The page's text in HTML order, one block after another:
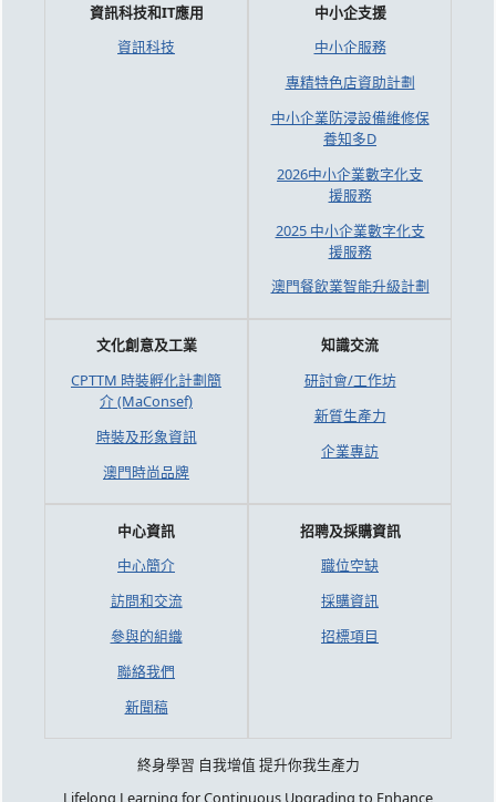
資訊科技和IT應用
資訊科技
中小企支援
中小企服務
專精特色店資助計劃
中小企業防浸設備維修保
養知多D
2026中小企業數字化支
援服務
2025 中小企業數字化支
援服務
澳門餐飲業智能升級計劃
文化創意及工業
CPTTM 時裝孵化計劃簡
介 (MaConsef)
時裝及形象資訊
澳門時尚品牌
知識交流
研討會/工作坊
新質生產力
企業專訪
中心資訊
中心簡介
訪問和交流
參與的組織
聯絡我們
新聞稿
招聘及採購資訊
職位空缺
採購資訊
招標項目
終身學習 自我增值 提升你我生產力
Lifelong Learning for Continuous Upgrading to Enhance